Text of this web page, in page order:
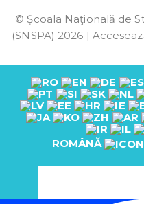
© Școala Naţională de
(SNSPA) 2026 |
ROMÂNĂ